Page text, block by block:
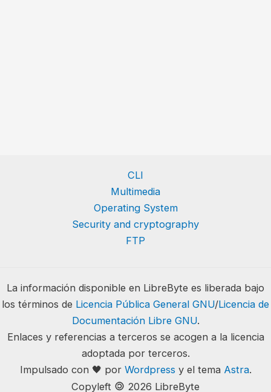
CLI
Multimedia
Operating System
Security and cryptography
FTP
La información disponible en LibreByte es liberada bajo
los términos de Licencia Pública General GNU/Licencia de
Documentación Libre GNU.
Enlaces y referencias a terceros se acogen a la licencia
adoptada por terceros.
Impulsado con 🖤 por Wordpress y el tema Astra.
Copyleft 🄯 2026 LibreByte